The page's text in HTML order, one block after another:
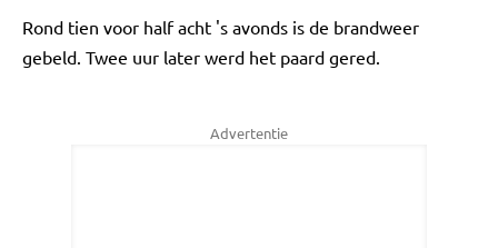
Rond tien voor half acht 's avonds is de brandweer
gebeld. Twee uur later werd het paard gered.
Advertentie